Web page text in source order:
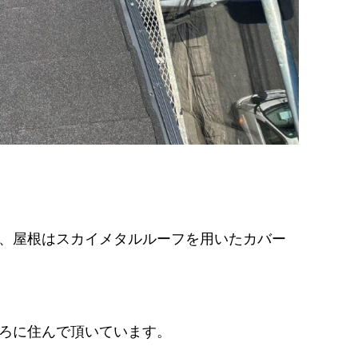
屋根はスカイメタルルーフを用いたカバー
に住んで頂いています。